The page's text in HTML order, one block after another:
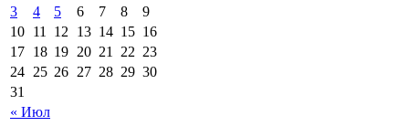
« Июл
3
4 5 6 7 8
9
10 11 12 13 14 15 16
17 18 19 20 21 22 23
24 25 26 27 28 29 30
31